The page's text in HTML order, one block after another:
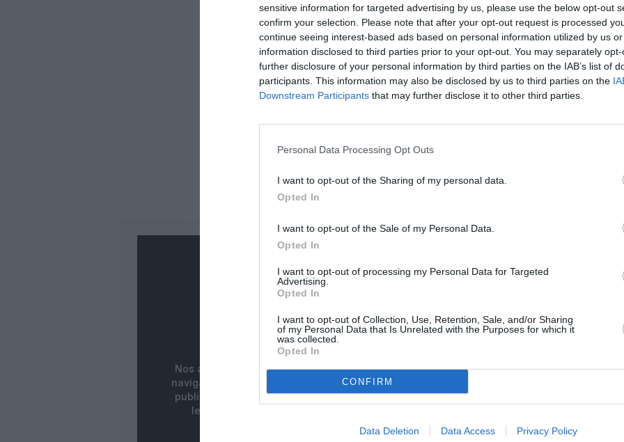
sensitive information for targeted advertising by us, please use the below opt-out
confirm your selection. Please note that after your opt-out request is processed
continue seeing interest-based ads based on personal information utilized by us
information disclosed to third parties prior to your opt-out. You may separately
further disclosure of your personal information by third parties on the IAB’s list of
participants. This information may also be disclosed by us to third parties on the
Downstream Participants that may further disclose it to other third parties.
Personal Data Processing Opt Outs
I want to opt-out of the Sharing of my personal data.
Opted In
I want to opt-out of the Sale of my Personal Data.
Opted In
I want to opt-out of processing my Personal Data for Targeted
Advertising.
Opted In
I want to opt-out of Collection, Use, Retention, Sale, and/or Sharing
of my Personal Data that Is Unrelated with the Purposes for which it
was collected.
Opted In
CONFIRM
Data Deletion Data Access Privacy Policy
ABONNEMENT
PUBLICITÉ
MASQUÉE
Nos abonnés bénéficient d'une
navigation fluide sans bandeaux
publicitaires pour une meilleure
lecture de nos contenus.
PSEUDONYME
RÉSERVÉ
Votre pseudonyme est validé à
empêchant qu'un autre lecteur